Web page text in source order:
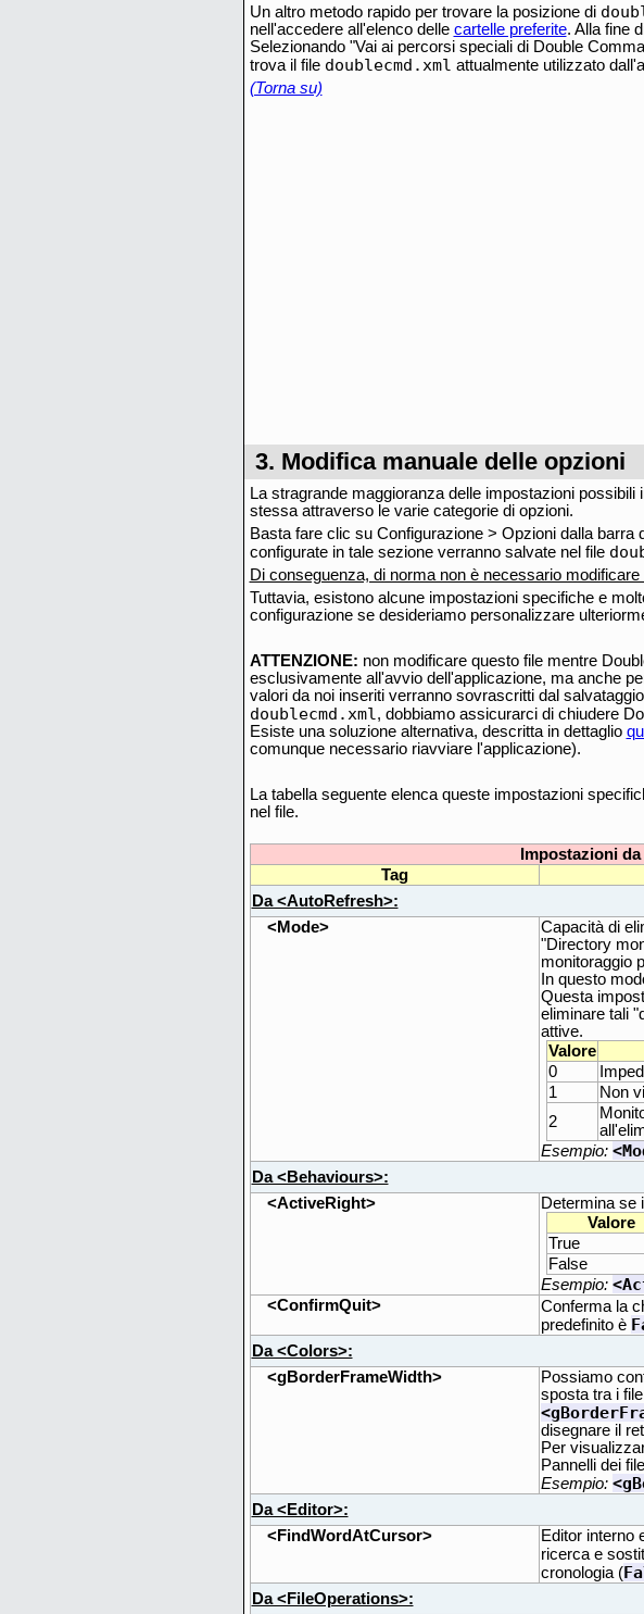
Un altro metodo rapido per trovare la posizione di
nell'accedere all'elenco delle cartelle preferite. Alla fine
Selezionando "Vai ai percorsi speciali di Double
trova il file doublecmd.xml attualmente utilizzato
(Torna su)
3. Modifica manuale delle opzioni
La stragrande maggioranza delle impostazioni
stessa attraverso le varie categorie di opzioni.
Basta fare clic su Configurazione > Opzioni dalla
configurate in tale sezione verranno salvate nel file
Di conseguenza, di norma non è necessario
Tuttavia, esistono alcune impostazioni specifiche e
configurazione se desideriamo personalizzare
ATTENZIONE: non modificare questo file mentre
esclusivamente all'avvio dell'applicazione, ma anche
valori da noi inseriti verranno sovrascritti dal
doublecmd.xml , dobbiamo assicurarci di chiudere
Esiste una soluzione alternativa, descritta in dettaglio
comunque necessario riavviare l'applicazione).
La tabella seguente elenca queste impostazioni
nel file.
Impostazioni
Tag
Da <AutoRefresh>:
<Mode>
Capacità di
"Directory
monitoraggio
In questo
Questa
eliminare tali
attive.
Valore
0
1
Non
2
Esempio:
Da <Behaviours>:
<ActiveRight>
Determina se
Valore
True
False
Esempio:
<ConfirmQuit> Conferma la
predefinito è
Da <Colors>:
<gBorderFrameWidth>
Possiamo
sposta tra i
disegnare il
Per
Pannelli dei
Esempio:
Da <Editor>:
<FindWordAtCursor>
Editor interno
ricerca e
cronologia (
Da <FileOperations>: